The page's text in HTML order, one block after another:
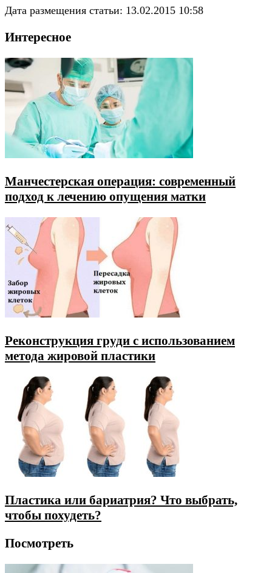
Дата размещения статьи: 13.02.2015 10:58
Интересное
Манчестерская операция: современный
подход к лечению опущения матки
Реконструкция груди с использованием
метода жировой пластики
Пластика или бариатрия? Что выбрать,
чтобы похудеть?
Посмотреть